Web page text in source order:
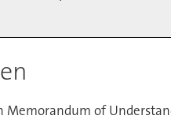
Memorandum of